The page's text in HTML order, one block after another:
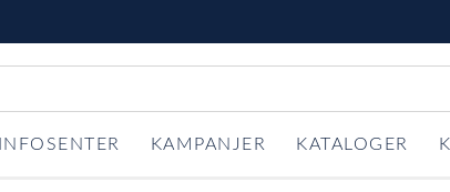
INFOSENTER KAMPANJER KATALOGER